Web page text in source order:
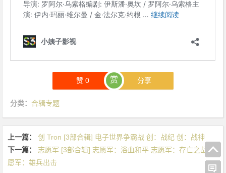
赞0 赏 分享
分类： 合辑专题
上一篇：
创 Tron [3部合辑] 电子世界争霸战 创：战纪 创：战神
下一篇：
志愿军 [3部合辑] 志愿军：浴血和平 志愿军：存亡之战 志
愿军：雄兵出击